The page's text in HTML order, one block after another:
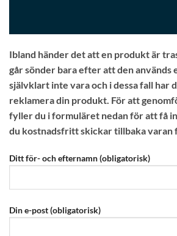
Ibland händer det att en produkt är
går sönder bara efter att den används
självklart inte vara och i dessa fall har
reklamera din produkt. För att
fyller du i formuläret nedan för att få
du kostnadsfritt skickar tillbaka varan
Ditt för- och efternamn (obligatorisk)
Din e-post (obligatorisk)